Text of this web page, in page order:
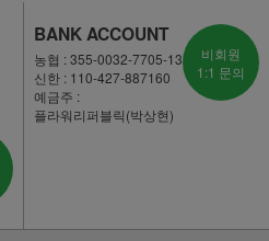
BANK ACCOUNT
농협 : 355-0032-7705-13
신한 : 110-427-887160
예금주 :
플라워리퍼블릭(박상현)
비회원
1:1 문의